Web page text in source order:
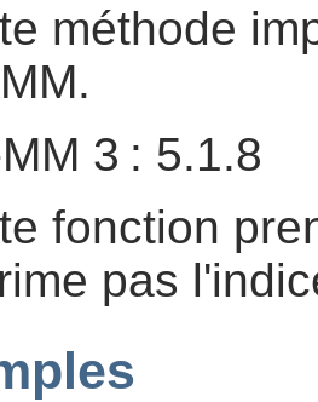
méthode
3 : 5.1.8
fonction
pas